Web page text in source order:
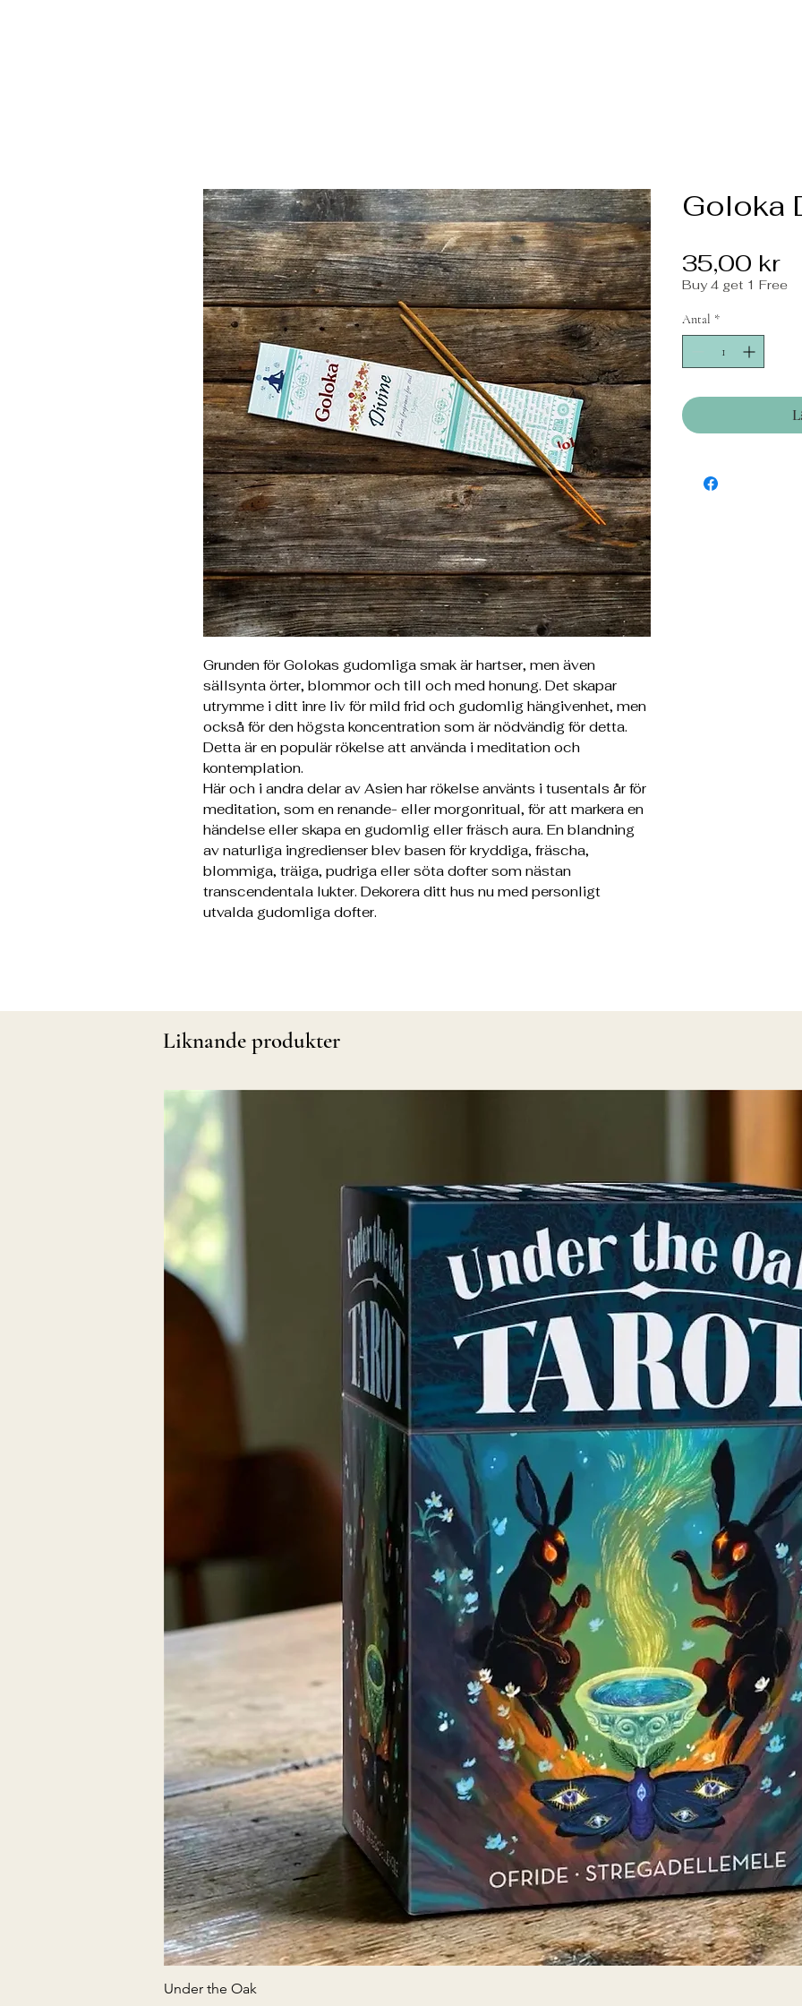
Grunden för Golokas gudomliga smak är hartser, men även
sällsynta örter, blommor och till och med honung. Det skapar
utrymme i ditt inre liv för mild frid och gudomlig hängivenhet, men
också för den högsta koncentration som är nödvändig för detta.
Detta är en populär rökelse att använda i meditation och
kontemplation.
Här och i andra delar av Asien har rökelse använts i tusentals år för
meditation, som en renande- eller morgonritual, för att markera en
händelse eller skapa en gudomlig eller fräsch aura. En blandning
av naturliga ingredienser blev basen för kryddiga, fräscha,
blommiga, träiga, pudriga eller söta dofter som nästan
transcendentala lukter. Dekorera ditt hus nu med personligt
utvalda gudomliga dofter.
Goloka
35,00 kr
Buy 4 get 1 Free
Antal *
Liknande produkter
Under the Oak